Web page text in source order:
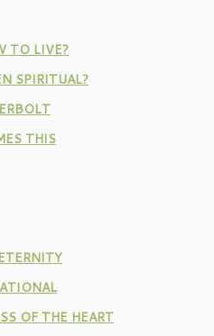
TO LIVE?
SPIRITUAL?
THIS
OF THE HEART